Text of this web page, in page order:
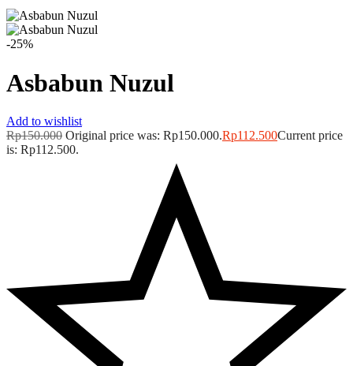
-25%
Asbabun Nuzul
Add to wishlist
Rp150.000 Original price was: Rp150.000.Rp112.500Current price
is: Rp112.500.